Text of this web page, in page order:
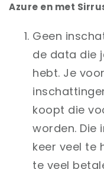
Azure en met
Geen
de data die
hebt. Je
koopt die
worden. Die
keer veel te
te veel